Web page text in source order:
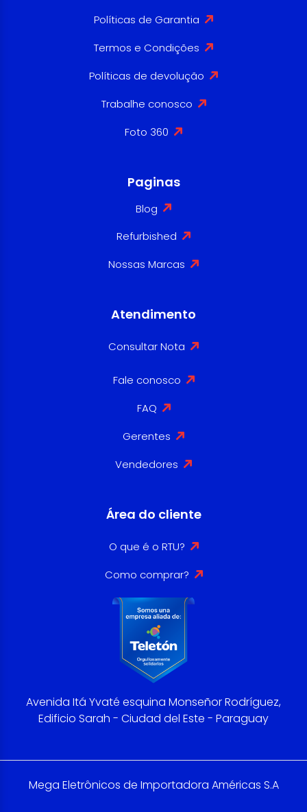
Políticas de Garantia
Termos e Condições
Políticas de devolução
Trabalhe conosco
Foto 360
Paginas
Blog
Refurbished
Nossas Marcas
Atendimento
Consultar Nota
Fale conosco
FAQ
Gerentes
Vendedores
Área do cliente
O que é o RTU?
Como comprar?
Avenida Itá Yvaté esquina Monseñor Rodríguez,
Edificio Sarah - Ciudad del Este - Paraguay
Mega Eletrônicos de Importadora Américas S.A